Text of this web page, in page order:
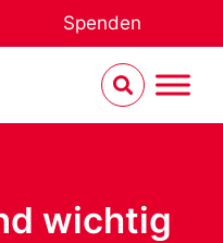
Spenden
wichtig